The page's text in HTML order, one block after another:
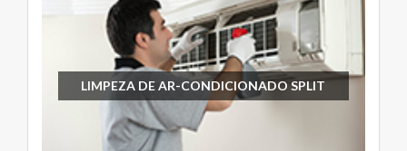
LIMPEZA DE AR-CONDICIONADO SPLIT